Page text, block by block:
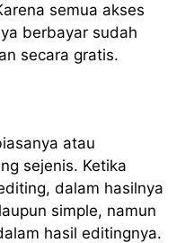
semua akses
berbayar sudah
secara gratis.
atau
sejenis. Ketika
dalam hasilnya
simple, namun
hasil editingnya.